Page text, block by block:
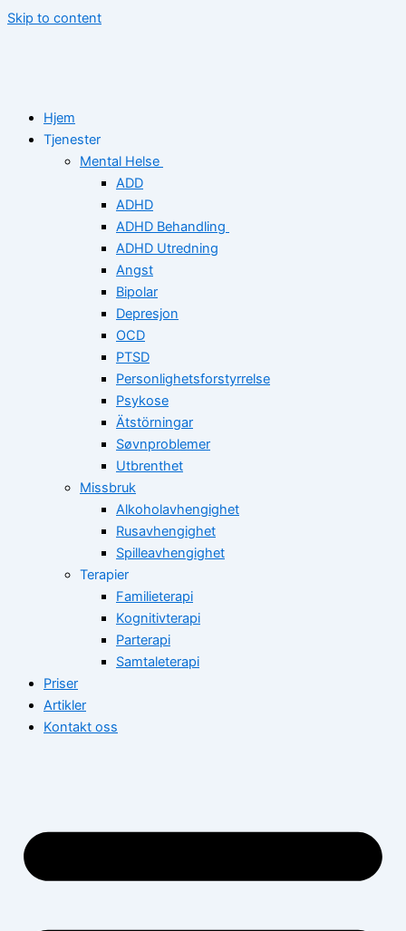
Skip to content
Hjem
Tjenester
Mental Helse
ADD
ADHD
ADHD Behandling
ADHD Utredning
Angst
Bipolar
Depresjon
OCD
PTSD
Personlighetsforstyrrelse
Psykose
Ätstörningar
Søvnproblemer
Utbrenthet
Missbruk
Alkoholavhengighet
Rusavhengighet
Spilleavhengighet
Terapier
Familieterapi
Kognitivterapi
Parterapi
Samtaleterapi
Priser
Artikler
Kontakt oss